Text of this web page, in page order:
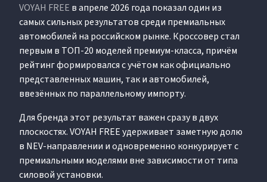
VOYAH FREE в апреле 2026 года показал один из
самых сильных результатов среди премиальных
автомобилей на российском рынке. Кроссовер стал
первым в ТОП-20 моделей премиум-класса, причём
рейтинг формировался с учётом как официально
представленных машин, так и автомобилей,
ввезённых по параллельному импорту.
Для бренда этот результат важен сразу в двух
плоскостях. VOYAH FREE удерживает заметную долю
в NEV-направлении и одновременно конкурирует с
премиальными моделями вне зависимости от типа
силовой установки.